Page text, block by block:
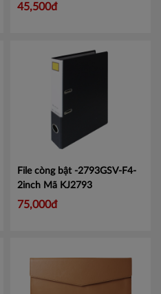
45,500đ
File còng bật -2793GSV-F4-
2inch Mã KJ2793
75,000đ